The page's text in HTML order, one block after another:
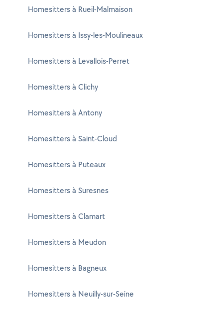
Homesitters à Rueil-Malmaison
Homesitters à Issy-les-Moulineaux
Homesitters à Levallois-Perret
Homesitters à Clichy
Homesitters à Antony
Homesitters à Saint-Cloud
Homesitters à Puteaux
Homesitters à Suresnes
Homesitters à Clamart
Homesitters à Meudon
Homesitters à Bagneux
Homesitters à Neuilly-sur-Seine